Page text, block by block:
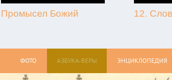
Промысел Божий
ФОТО АЗБУКА-ВЕРЫ ЭНЦИКЛОПЕДИЯ